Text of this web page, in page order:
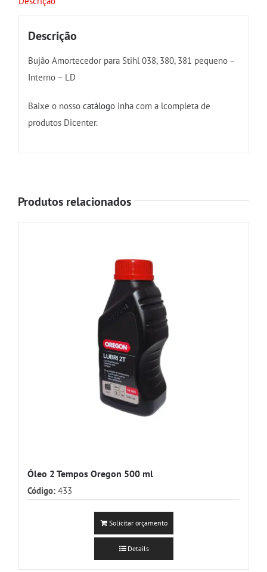
–
quantidade
Descrição
Bujão Amortecedor para Stihl 038, 380, 381 pequeno –
Interno – LD
Baixe o nosso catálogoinha com a lcompleta de
produtos Dicenter.
Produtos relacionados
Óleo 2 Tempos Oregon 500 ml
Código: 433
Solicitar orçamento
Details